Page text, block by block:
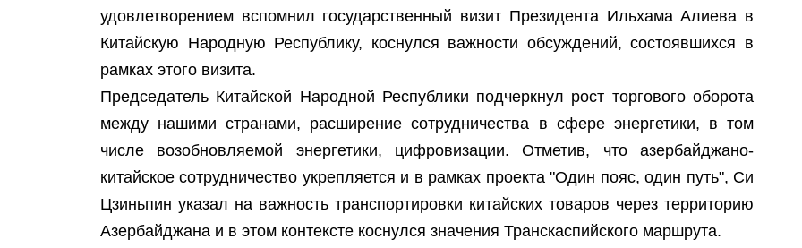
удовлетворением вспомнил государственный визит Президента Ильхама Алиева в
Китайскую Народную Республику, коснулся важности обсуждений, состоявшихся в
рамках этого визита.
Председатель Китайской Народной Республики подчеркнул рост торгового оборота
между нашими странами, расширение сотрудничества в сфере энергетики, в том
числе возобновляемой энергетики, цифровизации. Отметив, что азербайджано-
китайское сотрудничество укрепляется и в рамках проекта "Один пояс, один путь", Си
Цзиньпин указал на важность транспортировки китайских товаров через территорию
Азербайджана и в этом контексте коснулся значения Транскаспийского маршрута.